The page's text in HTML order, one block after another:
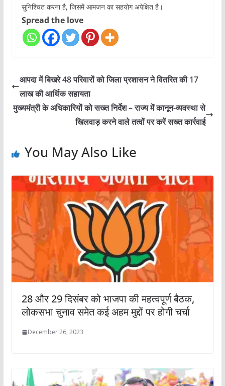
सुनिश्चित करना है, जिसमें आमजन का सहयोग अपेक्षित है।
Spread the love
आपदा में बिखरे 48 परिवारों को जिला प्रशासन ने वितरित की 17
लाख की आर्थिक सहायता
मुख्यमंत्री के अधिकारियों को सख्त निर्देश – राज्य में कानून-व्यवस्था से
खिलवाड़ करने वाले तत्वों पर करें सख्त कार्रवाई
You May Also Like
28 और 29 दिसंबर को भाजपा की महत्वपूर्ण बैठक,
लोकसभा चुनाव समेत कई अहम मुद्दों पर होगी चर्चा
December 26, 2023